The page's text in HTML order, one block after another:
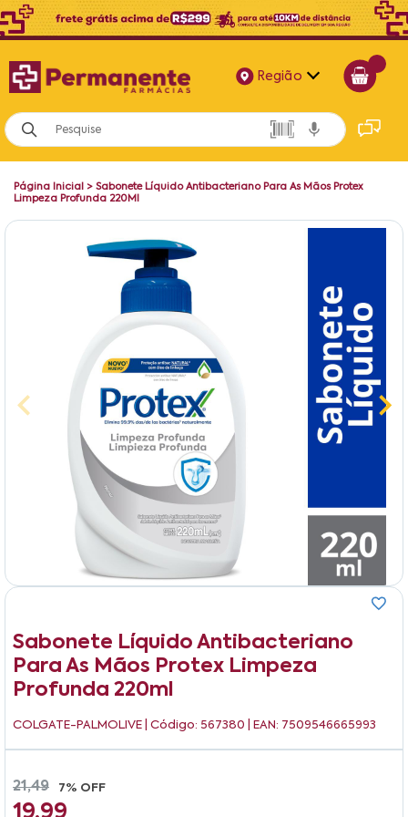
Região
Alagoas
Bahia
Página Inicial > Sabonete Líquido Antibacteriano Para As Mãos Protex
Limpeza Profunda 220Ml
Sabonete Líquido Antibacteriano
Para As Mãos Protex Limpeza
Profunda 220ml
COLGATE-PALMOLIVE | Código: 567380 | EAN: 7509546665993
21,49 7% OFF
19,99